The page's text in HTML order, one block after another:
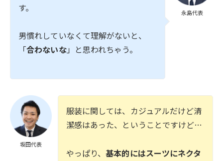
永島代表
す。
男慣れしていなくて理解がないと、
「合わないな」と思われちゃう。
坂田代表
服装に関しては、カジュアルだけど清
潔感はあった、ということですけど…
やっぱり、基本的にはスーツにネクタ